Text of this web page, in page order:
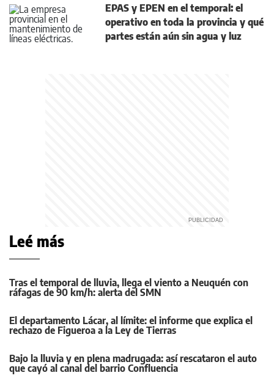
EPAS y EPEN en el temporal: el
operativo en toda la provincia y qué
partes están aún sin agua y luz
Leé más
Tras el temporal de lluvia, llega el viento a Neuquén con
ráfagas de 90 km/h: alerta del SMN
El departamento Lácar, al límite: el informe que explica el
rechazo de Figueroa a la Ley de Tierras
Bajo la lluvia y en plena madrugada: así rescataron el auto
que cayó al canal del barrio Confluencia